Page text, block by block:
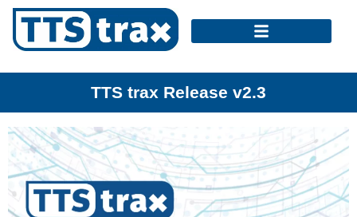
TTS trax Release v2.3